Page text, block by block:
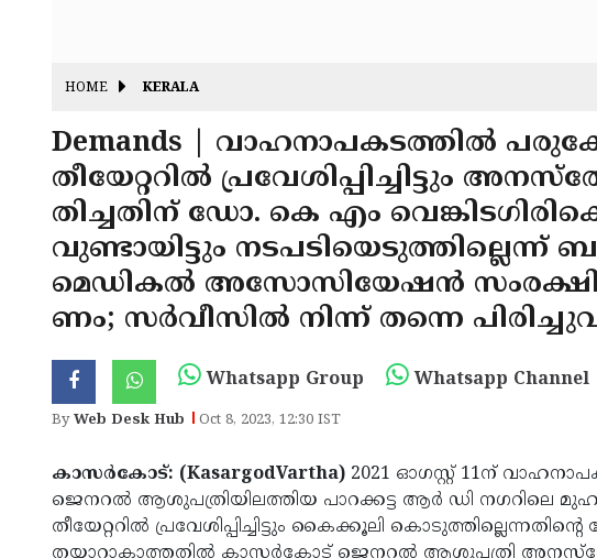
HOME KERALA
Demands | വാഹനാപകടത്തില്‍
തീയേറ്ററില്‍ പ്രവേശിപ്പിച്ചിട്ടും
തിച്ചതിന് ഡോ. കെ എം
വുണ്ടായിട്ടും
മെഡികല്‍ അസോസിയേഷന്‍
ണം; സര്‍വീസില്‍ നിന്ന് തന്നെ
Whatsapp Group Whatsapp Channel
ByWeb Desk Hub Oct 8, 2023, 12:30 IST
കാസര്‍കോട്: (KasargodVartha) 2021 ഓഗസ്റ്റ് 11ന്
ജെനറല്‍ ആശുപത്രിയിലത്തിയ പാറക്കട്ട ആര്‍ ഡി നഗറിലെ
തീയേറ്ററില്‍ പ്രവേശിപ്പിച്ചിട്ടും കൈക്കൂലി
തയ്യാറാകാത്തതില്‍ കാസര്‍കോട് ജെനറല്‍ ആശുപത്രി